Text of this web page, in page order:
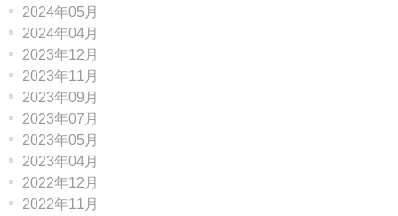
2024年05月
2024年04月
2023年12月
2023年11月
2023年09月
2023年07月
2023年05月
2023年04月
2022年12月
2022年11月